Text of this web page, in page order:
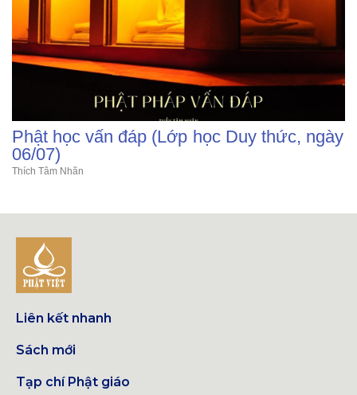
Phật học vấn đáp (Lớp học Duy thức, ngày
06/07)
Thích Tâm Nhãn
Liên kết nhanh
Sách mới
Tạp chí Phật giáo